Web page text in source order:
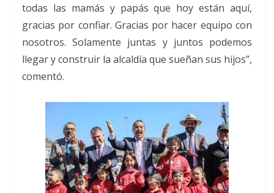
todas las mamás y papás que hoy están aquí,
gracias por confiar. Gracias por hacer equipo con
nosotros. Solamente juntas y juntos podemos
llegar y construir la alcaldía que sueñan sus hijos”,
comentó.